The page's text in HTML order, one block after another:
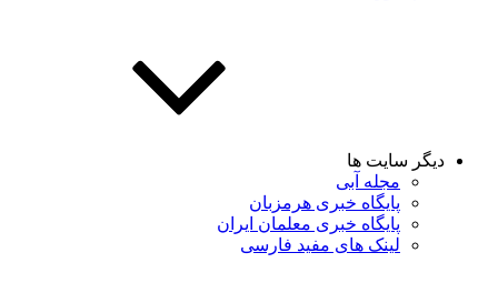
دیگر سایت ها
مجله آبی
پایگاه خبری هرمزبان
پایگاه خبری معلمان ایران
لینک های مفید فارسی